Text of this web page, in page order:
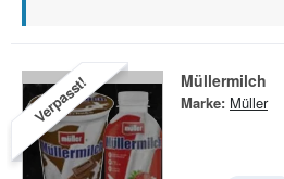
Verpasst! Müllermilch
Marke: Müller